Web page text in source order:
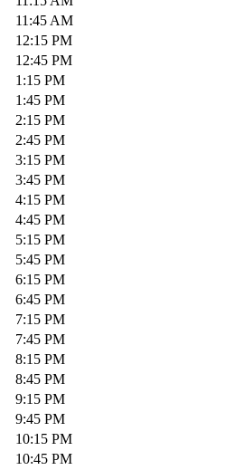
11:45 AM
12:15 PM
12:45 PM
1:15 PM
1:45 PM
2:15 PM
2:45 PM
3:15 PM
3:45 PM
4:15 PM
4:45 PM
5:15 PM
5:45 PM
6:15 PM
6:45 PM
7:15 PM
7:45 PM
8:15 PM
8:45 PM
9:15 PM
9:45 PM
10:15 PM
10:45 PM